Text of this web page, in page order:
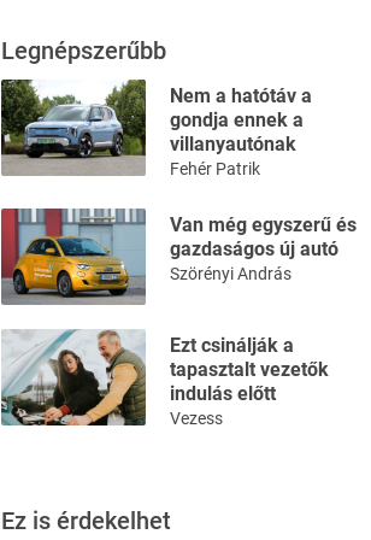
Legnépszerűbb
Nem a hatótáv a
gondja ennek a
villanyautónak
Fehér Patrik
Van még egyszerű és
gazdaságos új autó
Szörényi András
Ezt csinálják a
tapasztalt vezetők
indulás előtt
Vezess
Ez is érdekelhet